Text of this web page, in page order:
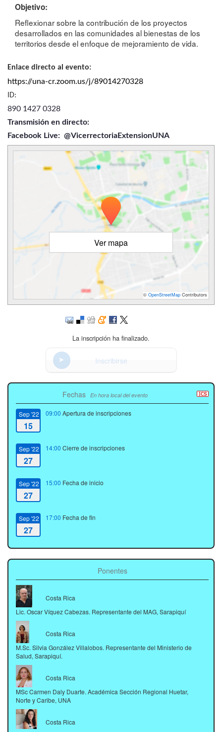
Objetivo:
Reflexionar sobre la contribución de los proyectos
desarrollados en las comunidades al bienestas de los
territorios desde el enfoque de mejoramiento de vida.
Enlace directo al evento:
https://una-cr.zoom.us/j/89014270328
ID:
890 1427 0328
Transmisión en directo:
Facebook Live: @VicerrectoriaExtensionUNA
Ver mapa
© OpenStreetMap Contributors
La inscripción ha finalizado.
Inscribirse
Fechas En hora local del evento
Sep '22
15
09:00 Apertura de inscripciones
Sep '22
27
14:00 Cierre de inscripciones
Sep '22
27
15:00 Fecha de inicio
Sep '22
27
17:00 Fecha de fin
Ponentes
Lic. Oscar Víquez Cabezas. Representante del MAG, Sarapiquí
Costa Rica
M.Sc. Silvia González Villalobos. Representante del Ministerio de
Salud, Sarapiquí.
Costa Rica
MSc Carmen Daly Duarte. Académica Sección Regional Huetar,
Norte y Caribe, UNA
Costa Rica
Costa Rica